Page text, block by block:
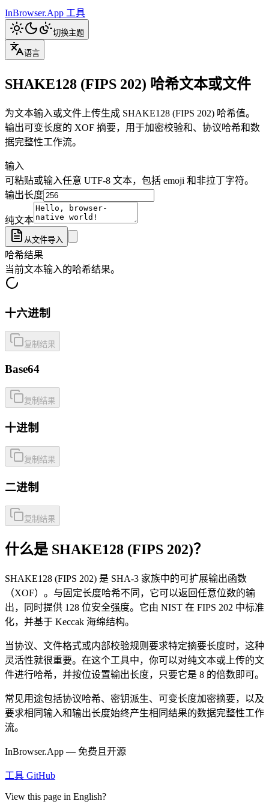
InBrowser.App 工具
切换主题
语言
SHAKE128 (FIPS 202) 哈希文本或文件
为文本输入或文件上传生成 SHAKE128 (FIPS 202) 哈希值。
输出可变长度的 XOF 摘要，用于加密校验和、协议哈希和数
据完整性工作流。
输入
可粘贴或输入任意 UTF-8 文本，包括 emoji 和非拉丁字符。
输出长度
纯文本
从文件导入
哈希结果
当前文本输入的哈希结果。
十六进制
复制结果
Base64
复制结果
十进制
复制结果
二进制
复制结果
什么是 SHAKE128 (FIPS 202)？
SHAKE128 (FIPS 202) 是 SHA-3 家族中的可扩展输出函数
（XOF）。与固定长度哈希不同，它可以返回任意位数的输
出，同时提供 128 位安全强度。它由 NIST 在 FIPS 202 中标准
化，并基于 Keccak 海绵结构。
当协议、文件格式或内部校验规则要求特定摘要长度时，这种
灵活性就很重要。在这个工具中，你可以对纯文本或上传的文
件进行哈希，并按位设置输出长度，只要它是 8 的倍数即可。
常见用途包括协议哈希、密钥派生、可变长度加密摘要，以及
要求相同输入和输出长度始终产生相同结果的数据完整性工作
流。
InBrowser.App — 免费且开源
工具 GitHub
View this page in English?